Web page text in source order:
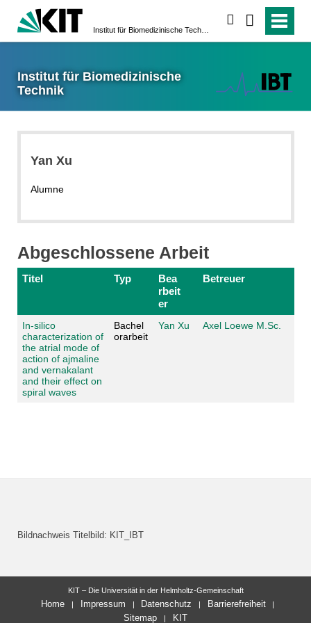
Institut für Biomedizinische
Technik
Yan Xu
Alumne
Abgeschlossene Arbeit
Titel Typ
Bea
rbeit
er
Betreuer
In-silico
characterization of
the atrial mode of
action of ajmaline
and vernakalant
and their effect on
spiral waves
Bachel
orarbeit
Yan Xu Axel Loewe M.Sc.
Bildnachweis Titelbild: KIT_IBT
KIT – Die Universität in der Helmholtz-Gemeinschaft
Home Impressum Datenschutz
Barrierefreiheit
Sitemap
KIT